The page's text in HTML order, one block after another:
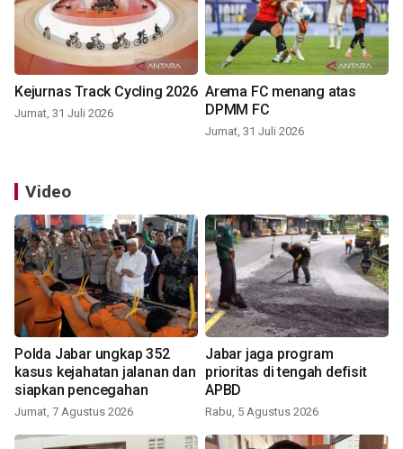
Kejurnas Track Cycling 2026
Jumat, 31 Juli 2026
Arema FC menang atas
DPMM FC
Jumat, 31 Juli 2026
Video
Polda Jabar ungkap 352
kasus kejahatan jalanan dan
siapkan pencegahan
Jumat, 7 Agustus 2026
Jabar jaga program
prioritas di tengah defisit
APBD
Rabu, 5 Agustus 2026